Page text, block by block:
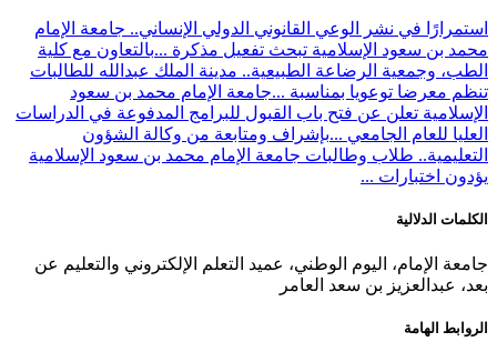
استمرارًا في نشر الوعي القانوني الدولي الإنساني.. جامعة الإمام
محمد بن سعود الإسلامية تبحث تفعيل مذكرة ...بالتعاون مع كلية
الطب، وجمعية الرضاعة الطبيعية.. مدينة الملك عبدالله للطالبات
تنظم معرضا توعويا بمناسبة ...جامعة الإمام محمد بن سعود
الإسلامية تعلن عن فتح باب القبول للبرامج المدفوعة في الدراسات
العليا للعام الجامعي ...بإشراف ومتابعة من وكالة الشؤون
التعليمية.. طلاب وطالبات جامعة الإمام محمد بن سعود الإسلامية
يؤدون اختبارات ...
الكلمات الدلالية
جامعة الإمام، اليوم الوطني، عميد التعلم الإلكتروني والتعليم عن
بعد، عبدالعزيز بن سعد العامر
الروابط الهامة